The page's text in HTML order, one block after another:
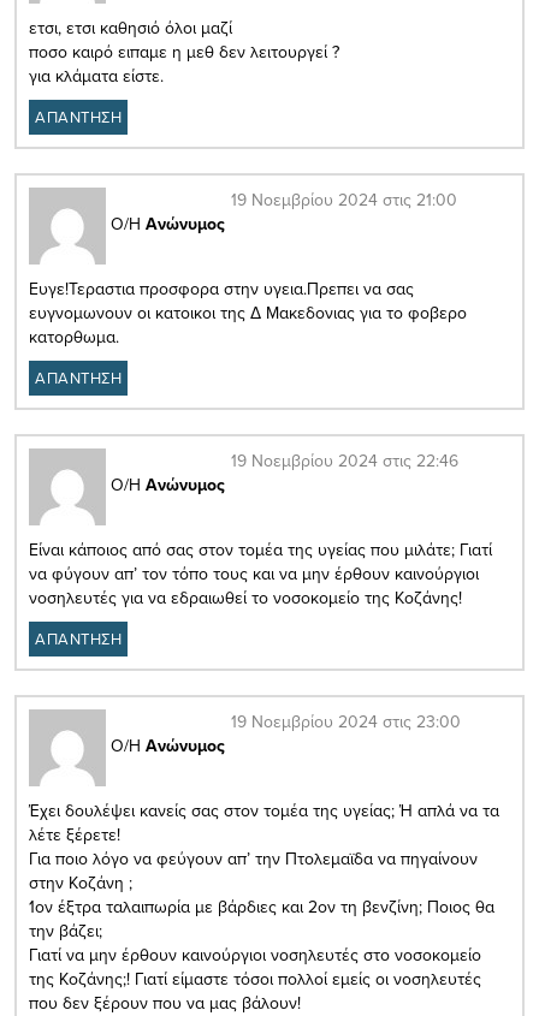
ετσι, ετσι καθησιό όλοι μαζί
ποσο καιρό ειπαμε η μεθ δεν λειτουργεί ?
για κλάματα είστε.
ΑΠΑΝΤΗΣΗ
Ο/Η Ανώνυμος
19 Νοεμβρίου 2024 στις 21:00
Ευγε!Τεραστια προσφορα στην υγεια.Πρεπει να σας
ευγνομωνουν οι κατοικοι της Δ Μακεδονιας για το φοβερο
κατορθωμα.
ΑΠΑΝΤΗΣΗ
Ο/Η Ανώνυμος
19 Νοεμβρίου 2024 στις 22:46
Είναι κάποιος από σας στον τομέα της υγείας που μιλάτε; Γιατί
να φύγουν απ’ τον τόπο τους και να μην έρθουν καινούργιοι
νοσηλευτές για να εδραιωθεί το νοσοκομείο της Κοζάνης!
ΑΠΑΝΤΗΣΗ
Ο/Η Ανώνυμος
19 Νοεμβρίου 2024 στις 23:00
Έχει δουλέψει κανείς σας στον τομέα της υγείας; Ή απλά να τα
λέτε ξέρετε!
Για ποιο λόγο να φεύγουν απ’ την Πτολεμαϊδα να πηγαίνουν
στην Κοζάνη ;
1ον έξτρα ταλαιπωρία με βάρδιες και 2ον τη βενζίνη; Ποιος θα
την βάζει;
Γιατί να μην έρθουν καινούργιοι νοσηλευτές στο νοσοκομείο
της Κοζάνης;! Γιατί είμαστε τόσοι πολλοί εμείς οι νοσηλευτές
που δεν ξέρουν που να μας βάλουν!